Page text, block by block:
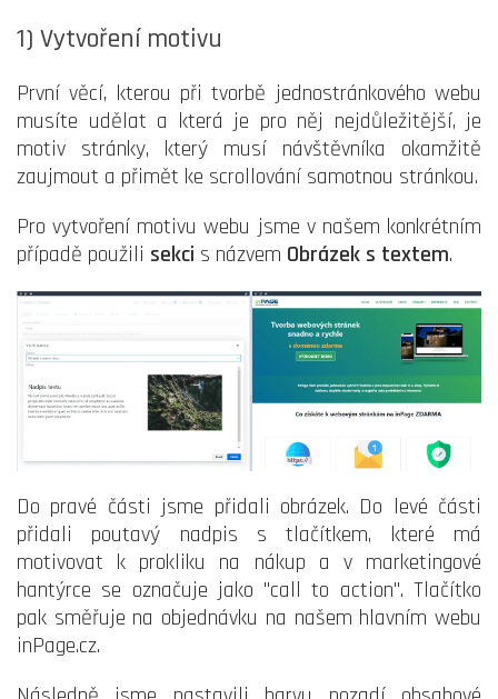
1) Vytvoření motivu
První věcí, kterou při tvorbě jednostránkového webu
musíte udělat a která je pro něj nejdůležitější, je
motiv stránky, který musí návštěvníka okamžitě
zaujmout a přimět ke scrollování samotnou stránkou.
Pro vytvoření motivu webu jsme v našem konkrétním
případě použili sekci s názvem Obrázek s textem.
Do pravé části jsme přidali obrázek. Do levé části
přidali poutavý nadpis s tlačítkem, které má
motivovat k prokliku na nákup a v marketingové
hantýrce se označuje jako "call to action". Tlačítko
pak směřuje na objednávku na našem hlavním webu
inPage.cz.